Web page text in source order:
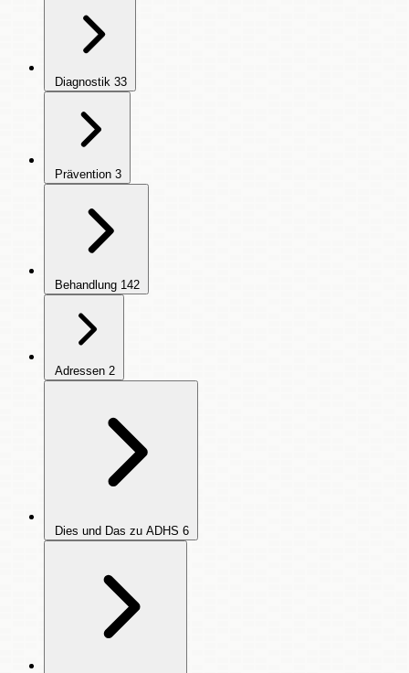
Diagnostik 33
Prävention 3
Behandlung 142
Adressen 2
Dies und Das zu ADHS 6